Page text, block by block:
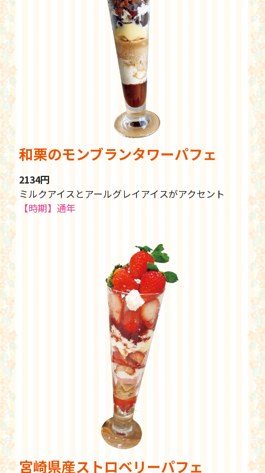
和栗のモンブランタワーパフェ
2134円
ミルクアイスとアールグレイアイスがアクセント
【時期】通年
宮崎県産ストロベリーパフェ